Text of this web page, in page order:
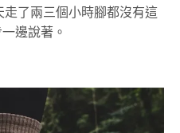
了兩三個小時腳都沒有這
邊說著。